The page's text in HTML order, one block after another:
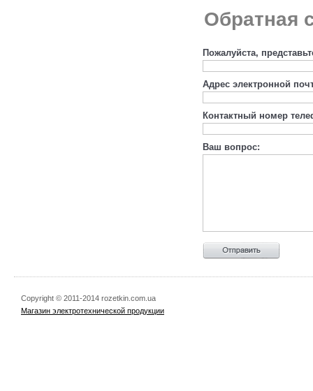
Обратная
Пожалуйста,
Адрес электронной
Контактный номер
Ваш вопрос:
Copyright © 2011-2014 rozetkin.com.ua
Магазин электротехнической продукции